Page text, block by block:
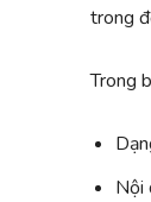
trong
Trong
Nội